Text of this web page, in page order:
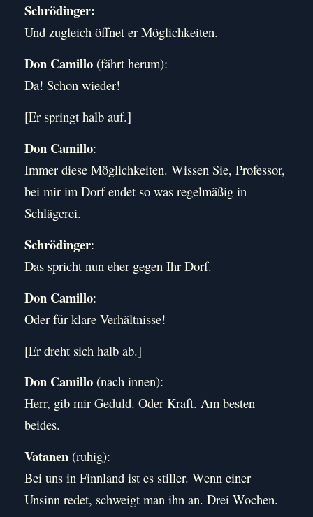
Schrödinger:
Und zugleich öffnet er Möglichkeiten.
Don Camillo (fährt herum):
Da! Schon wieder!
[Er springt halb auf.]
Don Camillo:
Immer diese Möglichkeiten. Wissen Sie, Professor,
bei mir im Dorf endet so was regelmäßig in
Schlägerei.
Schrödinger:
Das spricht nun eher gegen Ihr Dorf.
Don Camillo:
Oder für klare Verhältnisse!
[Er dreht sich halb ab.]
Don Camillo (nach innen):
Herr, gib mir Geduld. Oder Kraft. Am besten
beides.
Vatanen (ruhig):
Bei uns in Finnland ist es stiller. Wenn einer
Unsinn redet, schweigt man ihn an. Drei Wochen.